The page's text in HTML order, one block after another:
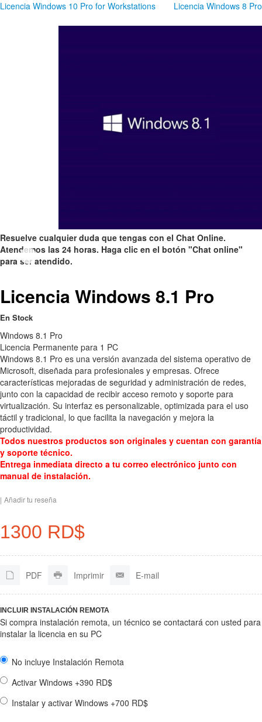
Licencia Windows 10 Pro for Workstations Licencia Windows 8 Pro
Resuelve cualquier duda que tengas con el Chat Online.
Atendemos las 24 horas. Haga clic en el botón "Chat online"
para ser atendido.
Licencia Windows 8.1 Pro
En Stock
Windows 8.1 Pro
Licencia Permanente para 1 PC
Windows 8.1 Pro es una versión avanzada del sistema operativo de
Microsoft, diseñada para profesionales y empresas. Ofrece
características mejoradas de seguridad y administración de redes,
junto con la capacidad de recibir acceso remoto y soporte para
virtualización. Su interfaz es personalizable, optimizada para el uso
táctil y tradicional, lo que facilita la navegación y mejora la
productividad.
Todos nuestros productos son originales y cuentan con garantía
y soporte técnico.
Entrega inmediata directo a tu correo electrónico junto con
manual de instalación.
| Añadir tu reseña
1300 RD$
PDF Imprimir E-mail
INCLUIR INSTALACIÓN REMOTA
Si compra instalación remota, un técnico se contactará con usted para
instalar la licencia en su PC
No incluye Instalación Remota
Activar Windows +390 RD$
Instalar y activar Windows +700 RD$